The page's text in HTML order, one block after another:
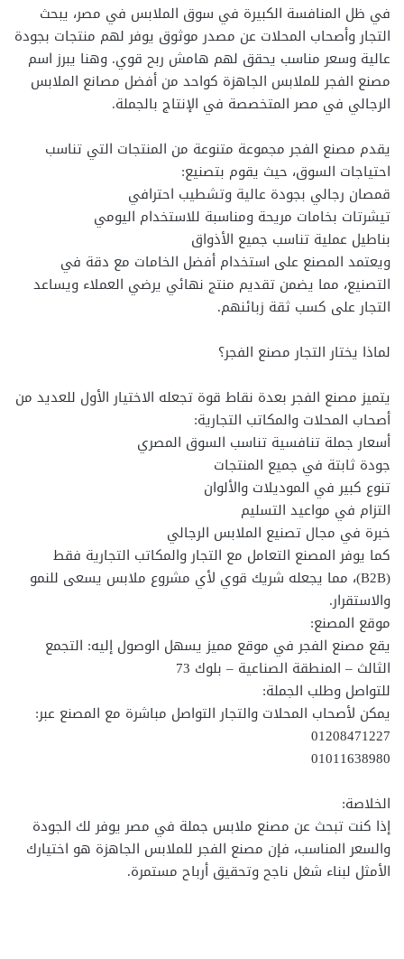
في ظل المنافسة الكبيرة في سوق الملابس في مصر، يبحث
التجار وأصحاب المحلات عن مصدر موثوق يوفر لهم منتجات بجودة
عالية وسعر مناسب يحقق لهم هامش ربح قوي. وهنا يبرز اسم
مصنع الفجر للملابس الجاهزة كواحد من أفضل مصانع الملابس
الرجالي في مصر المتخصصة في الإنتاج بالجملة.
يقدم مصنع الفجر مجموعة متنوعة من المنتجات التي تناسب
احتياجات السوق، حيث يقوم بتصنيع:
قمصان رجالي بجودة عالية وتشطيب احترافي
تيشرتات بخامات مريحة ومناسبة للاستخدام اليومي
بناطيل عملية تناسب جميع الأذواق
ويعتمد المصنع على استخدام أفضل الخامات مع دقة في
التصنيع، مما يضمن تقديم منتج نهائي يرضي العملاء ويساعد
التجار على كسب ثقة زبائنهم.
لماذا يختار التجار مصنع الفجر؟
يتميز مصنع الفجر بعدة نقاط قوة تجعله الاختيار الأول للعديد من
أصحاب المحلات والمكاتب التجارية:
أسعار جملة تنافسية تناسب السوق المصري
جودة ثابتة في جميع المنتجات
تنوع كبير في الموديلات والألوان
التزام في مواعيد التسليم
خبرة في مجال تصنيع الملابس الرجالي
كما يوفر المصنع التعامل مع التجار والمكاتب التجارية فقط
(B2B)، مما يجعله شريك قوي لأي مشروع ملابس يسعى للنمو
والاستقرار.
موقع المصنع:
يقع مصنع الفجر في موقع مميز يسهل الوصول إليه: التجمع
الثالث – المنطقة الصناعية – بلوك 73
للتواصل وطلب الجملة:
يمكن لأصحاب المحلات والتجار التواصل مباشرة مع المصنع عبر:
01208471227
01011638980
الخلاصة:
إذا كنت تبحث عن مصنع ملابس جملة في مصر يوفر لك الجودة
والسعر المناسب، فإن مصنع الفجر للملابس الجاهزة هو اختيارك
الأمثل لبناء شغل ناجح وتحقيق أرباح مستمرة.